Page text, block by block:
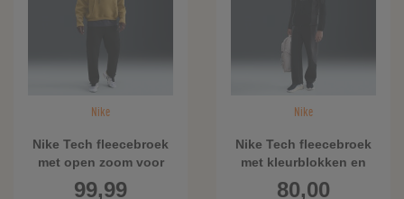
Nike
Nike Tech fleecebroek
met open zoom voor
heren - Zwart
99,99
Nike
Nike Tech fleecebroek
met kleurblokken en
open zoom voor heren
80,00